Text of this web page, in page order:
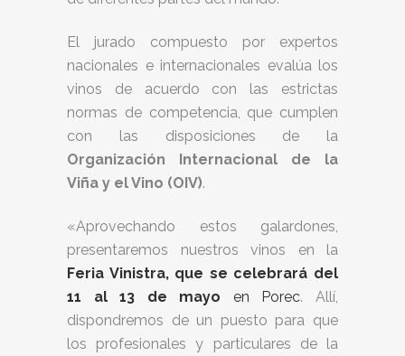
El jurado compuesto por expertos
nacionales e internacionales evalúa los
vinos de acuerdo con las estrictas
normas de competencia, que cumplen
con las disposiciones de la
Organización Internacional de la
Viña y el Vino (OIV).
«Aprovechando estos galardones,
presentaremos nuestros vinos en la
Feria Vinistra, que se celebrará del
11 al 13 de mayo en Porec. Allí,
dispondremos de un puesto para que
los profesionales y particulares de la